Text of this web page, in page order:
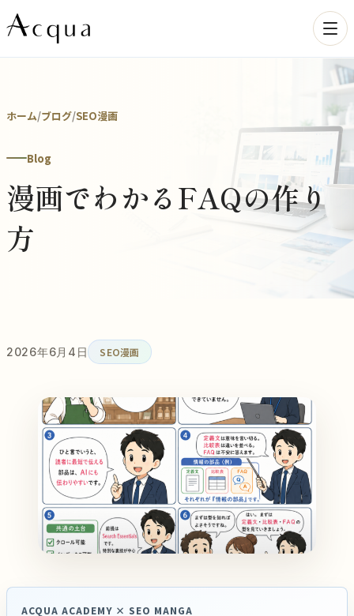
ホーム/ブログ/SEO漫画
Blog
漫画でわかるFAQの作り
方
2026年6月4日 SEO漫画
ACQUA ACADEMY × SEO MANGA